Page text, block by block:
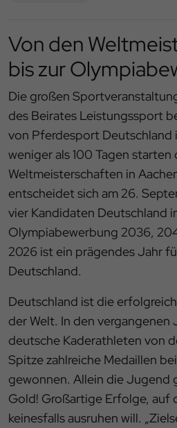
Von den
bis zur
Die großen
des Beirates Leistungssport
von Pferdesport Deutschland
weniger als 100 Tagen starten
Weltmeisterschaften in
entscheidet sich am 26.
vier Kandidaten Deutschland
Olympiabewerbung 2036,
2026 ist ein prägendes Jahr
Deutschland.
Deutschland ist die
der Welt. In den vergangenen
deutsche Kaderathleten von
Spitze zahlreiche Medaillen
gewonnen. Allein die Jugend
Gold! Großartige Erfolge, auf
keinesfalls ausruhen will.